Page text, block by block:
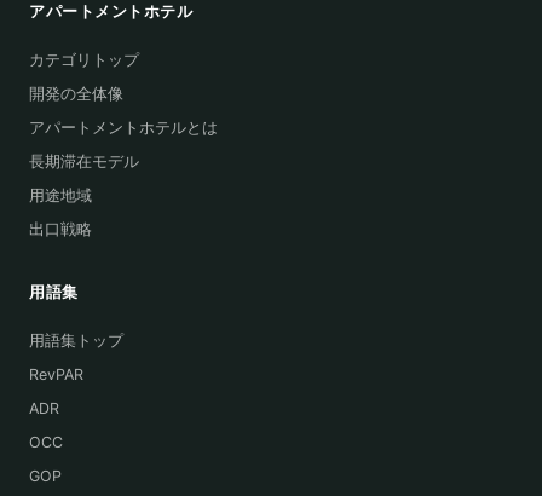
アパートメントホテル
カテゴリトップ
開発の全体像
アパートメントホテルとは
長期滞在モデル
用途地域
出口戦略
用語集
用語集トップ
RevPAR
ADR
OCC
GOP